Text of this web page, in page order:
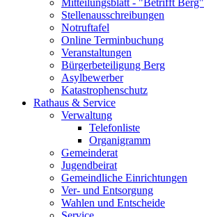
Mitteilungsblatt - "Betrifft Berg"
Stellenausschreibungen
Notruftafel
Online Terminbuchung
Veranstaltungen
Bürgerbeteiligung Berg
Asylbewerber
Katastrophenschutz
Rathaus & Service
Verwaltung
Telefonliste
Organigramm
Gemeinderat
Jugendbeirat
Gemeindliche Einrichtungen
Ver- und Entsorgung
Wahlen und Entscheide